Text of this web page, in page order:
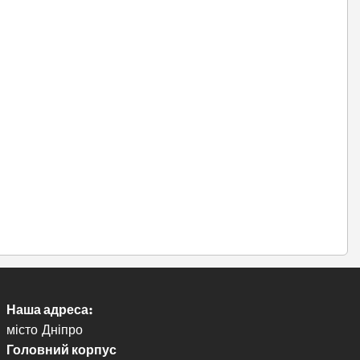
Наша адреса:
місто Дніпро
Головний корпус